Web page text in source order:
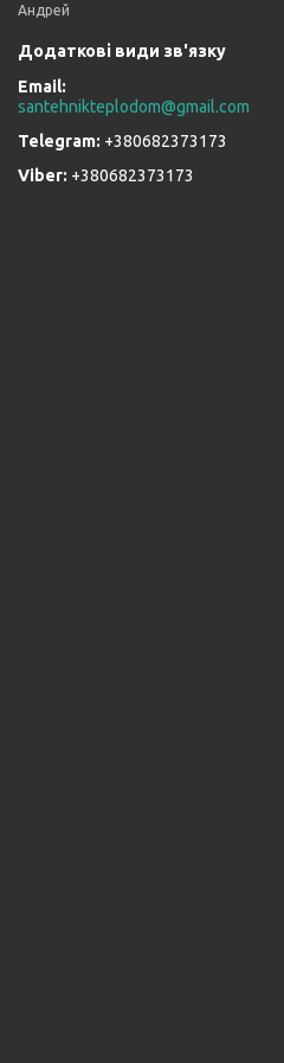
Андрей
santehnikteplodom@gmail.com
+380682373173
+380682373173